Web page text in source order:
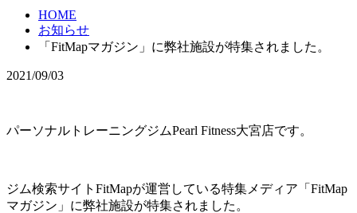
HOME
お知らせ
「FitMapマガジン」に弊社施設が特集されました。
2021/09/03
パーソナルトレーニングジムPearl Fitness大宮店です。
ジム検索サイトFitMapが運営している特集メディア「FitMap
マガジン」に弊社施設が特集されました。